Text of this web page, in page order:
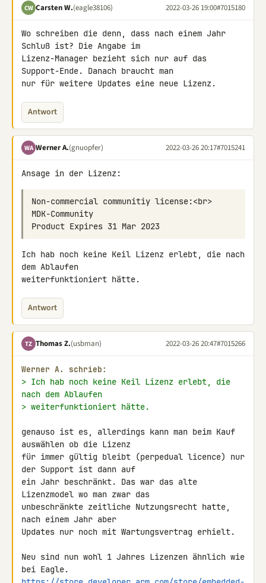
CW Carsten W.(eagle38106) 2022-03-26 19:00#7015180
Wo schreiben die denn, dass nach einem Jahr
Schluß ist? Die Angabe im
Lizenz-Manager bezieht sich nur auf das
Support-Ende. Danach braucht man
nur für weitere Updates eine neue Lizenz.
Antwort
WA Werner A.(gnuopfer) 2022-03-26 20:17#7015241
Ansage in der Lizenz:
Ich hab noch keine Keil Lizenz erlebt, die nach
dem Ablaufen
weiterfunktioniert hätte.
Antwort
TZ Thomas Z.(usbman) 2022-03-26 20:47#7015266
Werner A. schrieb:
> Ich hab noch keine Keil Lizenz erlebt, die
nach dem Ablaufen
> weiterfunktioniert hätte.
genauso ist es, allerdings kann man beim Kauf
auswählen ob die Lizenz
für immer gültig bleibt (perpedual licence) nur
der Support ist dann auf
ein Jahr beschränkt. Das war das alte
Lizenzmodel wo man zwar das
unbeschränkte zeitliche Nutzungsrecht hatte,
nach einem Jahr aber
Updates nur noch mit Wartungsvertrag erhielt.
Neu sind nun wohl 1 Jahres Lizenzen ähnlich wie